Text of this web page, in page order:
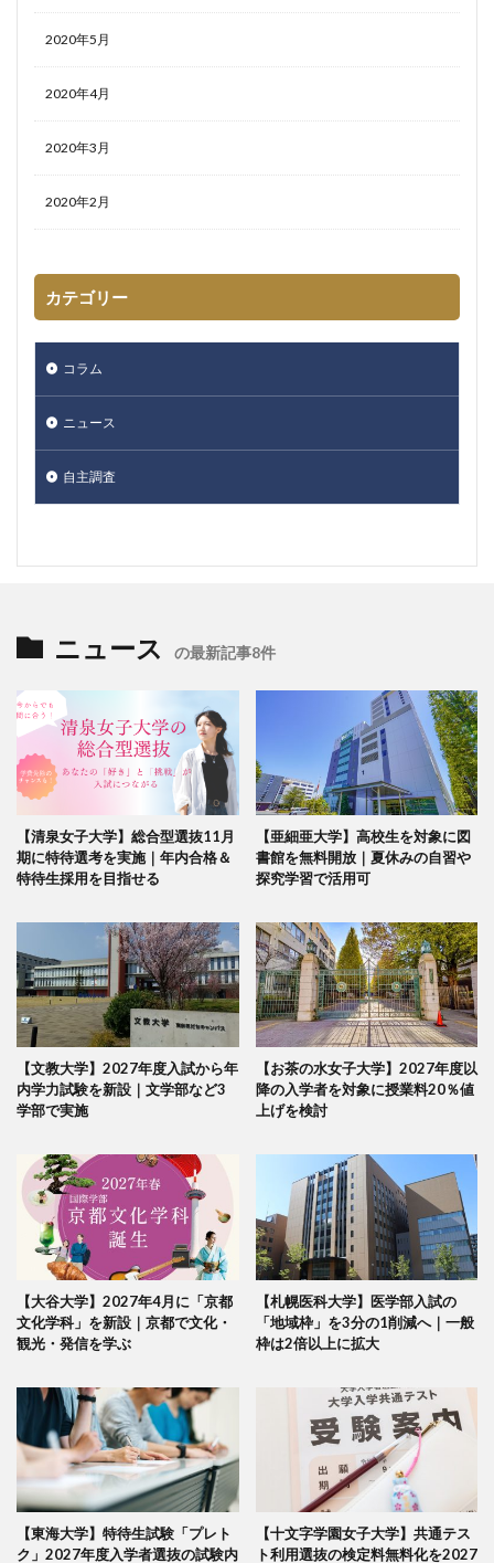
2020年5月
2020年4月
2020年3月
2020年2月
カテゴリー
コラム
ニュース
自主調査
ニュース の最新記事8件
【清泉女子大学】総合型選抜11月
期に特待選考を実施｜年内合格＆
特待生採用を目指せる
【亜細亜大学】高校生を対象に図
書館を無料開放｜夏休みの自習や
探究学習で活用可
【文教大学】2027年度入試から年
内学力試験を新設｜文学部など3
学部で実施
【お茶の水女子大学】2027年度以
降の入学者を対象に授業料20％値
上げを検討
【大谷大学】2027年4月に「京都
文化学科」を新設｜京都で文化・
観光・発信を学ぶ
【札幌医科大学】医学部入試の
「地域枠」を3分の1削減へ｜一般
枠は2倍以上に拡大
【東海大学】特待生試験「プレト
ク」2027年度入学者選抜の試験内
【十文字学園女子大学】共通テス
ト利用選抜の検定料無料化を2027